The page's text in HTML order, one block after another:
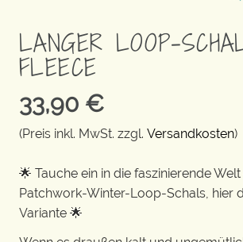
LANGER LOOP-
FLEECE
33,90 €
(Preis inkl. MwSt. zzgl. Versandkosten)
🌟 Tauche ein in die faszinierende
Patchwork-Winter-Loop-Schals, hier
Variante 🌟